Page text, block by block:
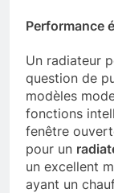
Performance
Un radiateur
question de
modèles
fonctions
fenêtre
pour un
un excellent
ayant un